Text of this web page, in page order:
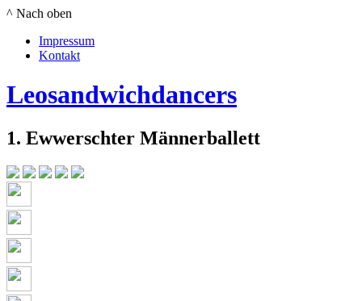
^ Nach oben
Impressum
Kontakt
Leosandwichdancers
1. Ewwerschter Männerballett